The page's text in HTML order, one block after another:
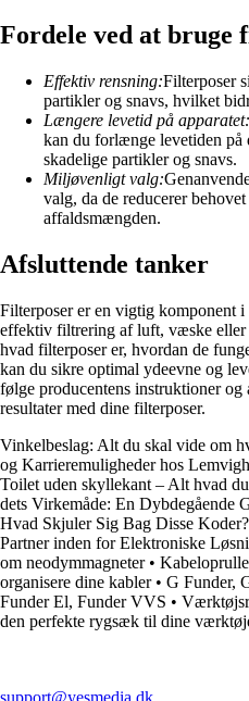
Fordele ved at bruge
Effektiv rensning:Filterposer
partikler og snavs, hvilket
Længere levetid på apparatet:
kan du forlænge levetiden på
skadelige partikler og snavs.
Miljøvenligt valg:
valg, da de reducerer
affaldsmængden.
Afsluttende tanker
Filterposer er en vigtig komponent
effektiv filtrering af luft, væske eller
hvad filterposer er, hvordan de
kan du sikre optimal ydeevne og
følge producentens instruktioner og
resultater med dine filterposer.
Vinkelbeslag: Alt du skal vide om
og Karrieremuligheder hos
Toilet uden skyllekant – Alt hvad
dets Virkemåde: En Dybdegående
Hvad Skjuler Sig Bag Disse Koder?
Partner inden for Elektroniske
om neodymmagneter•
organisere dine kabler• G Funder,
Funder El, Funder VVS •
den perfekte rygsæk til dine